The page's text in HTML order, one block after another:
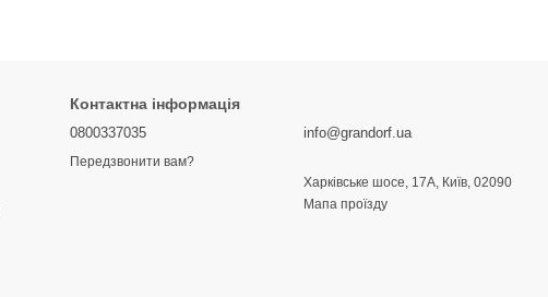
Контактна інформація
0800337035
Передзвонити вам?
info@grandorf.ua
Харківське шосе, 17А, Київ, 02090
Мапа проїзду